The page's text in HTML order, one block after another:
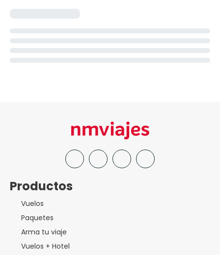
Productos
Vuelos
Paquetes
Arma tu viaje
Vuelos + Hotel